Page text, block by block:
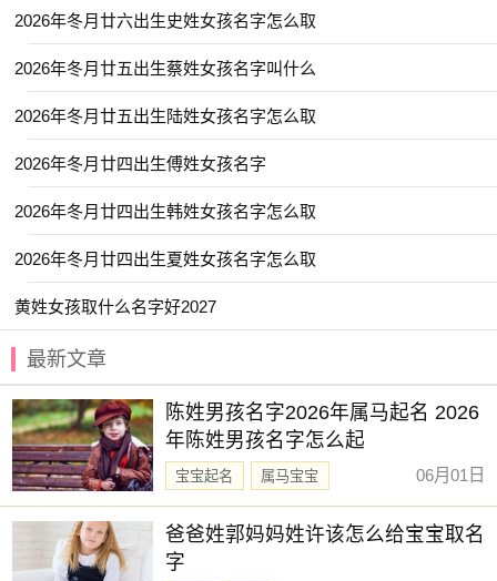
【凌菲】 【纹瑜】 【茜菲】 【涵绮】
【茹菱】 【岚雁】 【茹雯】 【惠惠】
【茜语】 【曦冰】 【宸雪】 【娜若】
【宸卿】 【芳甜】 【芬凝】 【珊润】
【绮宸】 【凤芳】 【媛音】 【筠佩】
【睿珊】 【莉佩】 【嘉恬】 【华芷】
【熙琦】 【琪榆】 【熙筠】 【欢蝶】
【巧彤】 【凤雯】 【宸雅】 【涵凌】
【茜珊】 【桂惠】 【晴芷】 【翾惠】
【翔芷】 【舒娜】 【岚艳】 【芬茵】
赐子好名，能伴子一生。想给宝宝取一个好名字吗？选
择下方的【宝宝起名】，为孩子起一个吉利的好名字吧。
2026年冬月廿六出生史姓女孩名字怎么取
2026年冬月廿五出生蔡姓女孩名字叫什么
2026年冬月廿五出生陆姓女孩名字怎么取
2026年冬月廿四出生傅姓女孩名字
2026年冬月廿四出生韩姓女孩名字怎么取
2026年冬月廿四出生夏姓女孩名字怎么取
黄姓女孩取什么名字好2027
最新文章
陈姓男孩名字2026年属马起名 2026
年陈姓男孩名字怎么起
宝宝起名
属马宝宝
新生儿取名
06月01日
爸爸姓郭妈妈姓许该怎么给宝宝取名
字